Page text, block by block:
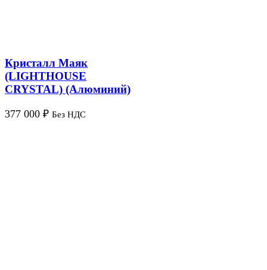
Кристалл Маяк
(LIGHTHOUSE
CRYSTAL) (Алюминий)
377 000 ₽ Без НДС